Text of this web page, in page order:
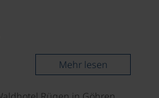
Mehr lesen